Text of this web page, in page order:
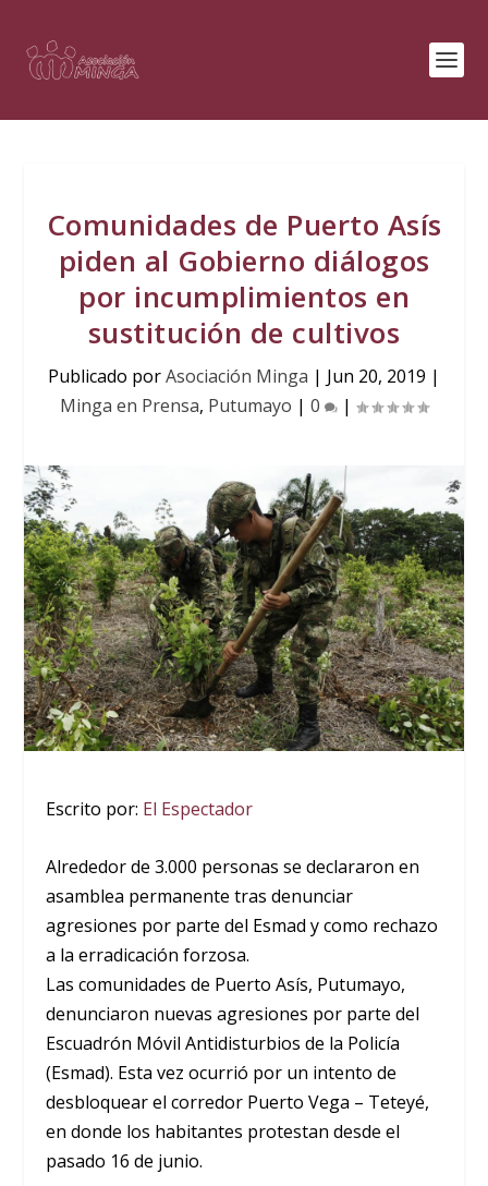
Comunidades de Puerto Asís
piden al Gobierno diálogos
por incumplimientos en
sustitución de cultivos
Publicado porAsociación Minga | Jun 20, 2019 |
Minga en Prensa, Putumayo | 0 |
Escrito por: El Espectador
Alrededor de 3.000 personas se declararon en
asamblea permanente tras denunciar
agresiones por parte del Esmad y como rechazo
a la erradicación forzosa.
Las comunidades de Puerto Asís, Putumayo,
denunciaron nuevas agresiones por parte del
Escuadrón Móvil Antidisturbios de la Policía
(Esmad). Esta vez ocurrió por un intento de
desbloquear el corredor Puerto Vega – Teteyé,
en donde los habitantes protestan desde el
pasado 16 de junio.